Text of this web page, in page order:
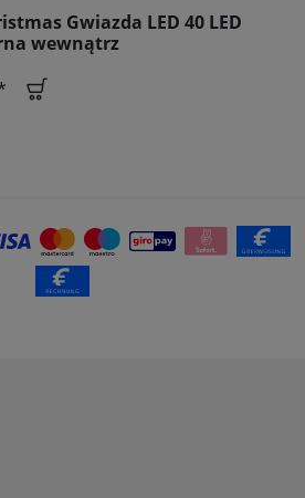
Gwiazda LED 40 LED
wewnątrz